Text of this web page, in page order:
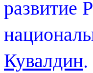
развитие
Кувалдин